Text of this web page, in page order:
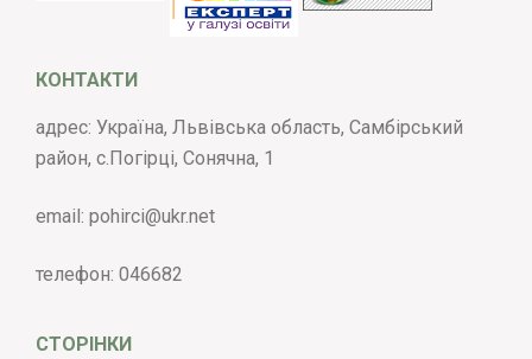
КОНТАКТИ
адрес: Україна, Львівська область, Самбірський
район, с.Погірці, Сонячна, 1
email: pohirci@ukr.net
телефон: 046682
СТОРІНКИ